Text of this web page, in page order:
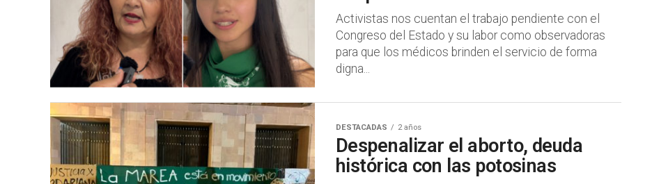
Activistas nos cuentan el trabajo pendiente con el
Congreso del Estado y su labor como observadoras
para que los médicos brinden el servicio de forma
digna...
DESTACADAS 2 años
Despenalizar el aborto, deuda
histórica con las potosinas